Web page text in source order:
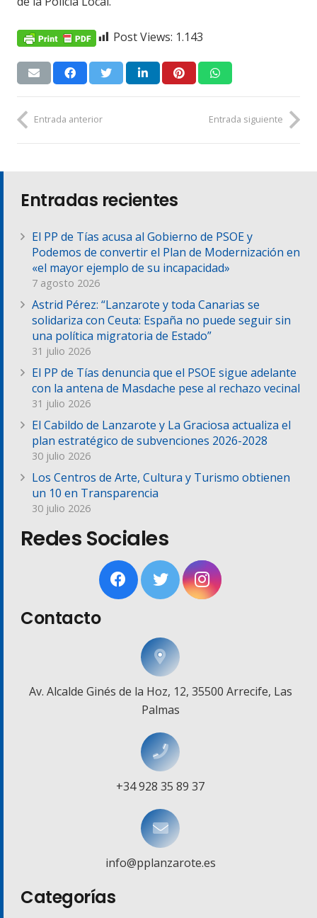
Post Views: 1.143
Entrada anterior Entrada siguiente
Entradas recientes
El PP de Tías acusa al Gobierno de PSOE y
Podemos de convertir el Plan de Modernización en
«el mayor ejemplo de su incapacidad»
7 agosto 2026
Astrid Pérez: “Lanzarote y toda Canarias se
solidariza con Ceuta: España no puede seguir sin
una política migratoria de Estado”
31 julio 2026
El PP de Tías denuncia que el PSOE sigue adelante
con la antena de Masdache pese al rechazo vecinal
31 julio 2026
El Cabildo de Lanzarote y La Graciosa actualiza el
plan estratégico de subvenciones 2026-2028
30 julio 2026
Los Centros de Arte, Cultura y Turismo obtienen
un 10 en Transparencia
30 julio 2026
Redes Sociales
Contacto
Av. Alcalde Ginés de la Hoz, 12, 35500 Arrecife, Las
Palmas
+34 928 35 89 37
info@pplanzarote.es
Categorías